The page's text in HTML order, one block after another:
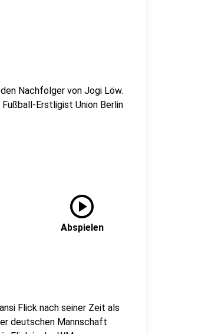
Nachfolger von Jogi Löw.
Erstligist Union Berlin
play_circle
Abspielen
Flick nach seiner Zeit als
deutschen Mannschaft